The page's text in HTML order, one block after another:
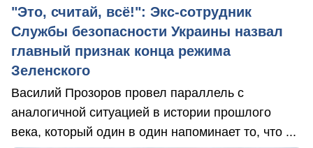
"Это, считай, всё!": Экс-сотрудник
Службы безопасности Украины назвал
главный признак конца режима
Зеленского
Василий Прозоров провел параллель с
аналогичной ситуацией в истории прошлого
века, который один в один напоминает то, что ...